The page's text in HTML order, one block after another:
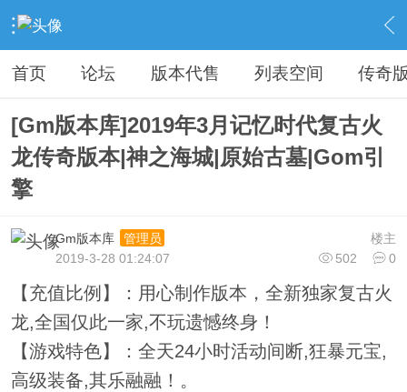
› 传奇私服专区 › 传奇商业版本免费下载 › 内容
首页 论坛 版本代售 列表空间 传奇
[Gm版本库]2019年3月记忆时代复古火
龙传奇版本|神之海城|原始古墓|Gom引
擎
楼主
Gm版本库
管理员
502
0
2019-3-28 01:24:07
【充值比例】：用心制作版本，全新独家复古火
龙,全国仅此一家,不玩遗憾终身！
【游戏特色】：全天24小时活动间断,狂暴元宝,
高级装备,其乐融融！。